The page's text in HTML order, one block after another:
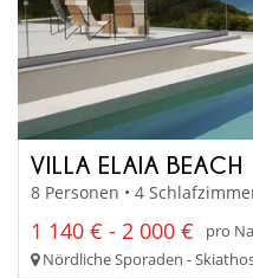
VILLA ELAIA BEACH
8 Personen • 4
1 140 € - 2 000 € pro
Nördliche Sporaden -